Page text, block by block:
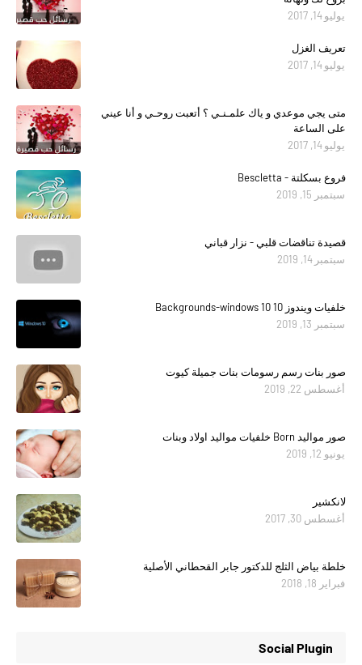
يوليو 14, 2017
تعريف الغزل
يوليو 14, 2017
متى يجي موعدي و ياك علمـنـي ؟ أتعبت روحـي و أنا عيني
على الساعة
يوليو 14, 2017
فروع بسكلتة - Bescletta
سبتمبر 15, 2019
قصيدة تناقضات قلبي - نزار قباني
سبتمبر 14, 2019
خلفيات ويندوز 10 Backgrounds-windows 10
سبتمبر 13, 2019
صور بنات رسم رسومات بنات جميلة كيوت
أغسطس 22, 2019
صور مواليد Born خلفيات مواليد اولاد وبنات
يونيو 12, 2019
لانكشير
أغسطس 30, 2017
خلطة بياض الثلج للدكتور جابر القحطاني الأصلية
فبراير 18, 2018
Social Plugin